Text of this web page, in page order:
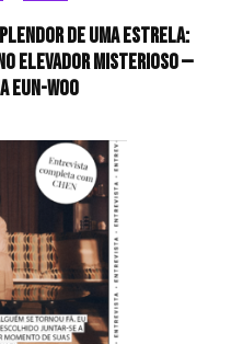
de uma estrela:
elevador misterioso —
WOO